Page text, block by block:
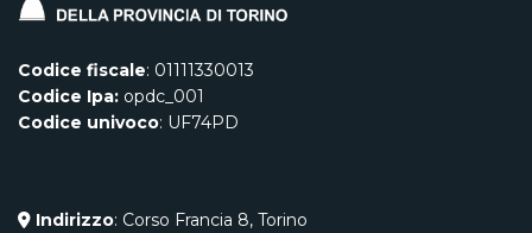
Codice fiscale: 01111330013
Codice Ipa: opdc_001
Codice univoco: UF74PD
Indirizzo: Corso Francia 8, Torino